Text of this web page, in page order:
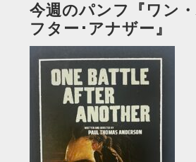
今週のパンフ『ワン
フター･アナザー』